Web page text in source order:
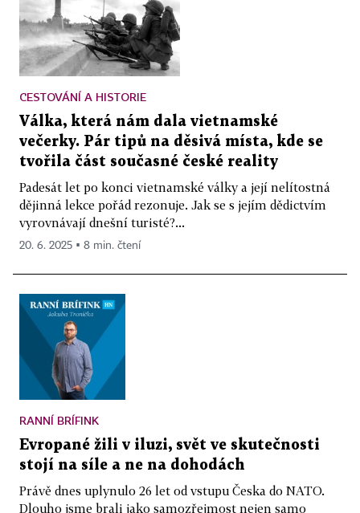
CESTOVÁNÍ A HISTORIE
Válka, která nám dala vietnamské
večerky. Pár tipů na děsivá místa, kde se
tvořila část současné české reality
Padesát let po konci vietnamské války a její nelítostná
dějinná lekce pořád rezonuje. Jak se s jejím dědictvím
vyrovnávají dnešní turisté?...
20. 6. 2025 ▪ 8 min. čtení
RANNÍ BRÍFINK
Evropané žili v iluzi, svět ve skutečnosti
stojí na síle a ne na dohodách
Právě dnes uplynulo 26 let od vstupu Česka do NATO.
Dlouho jsme brali jako samozřejmost nejen samo